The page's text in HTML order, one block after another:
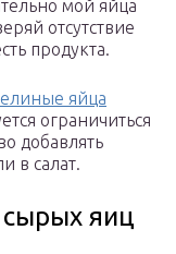
мой яйца
отсутствие
продукта.
яйца
ограничиться
добавлять
в салат.
сырых яиц